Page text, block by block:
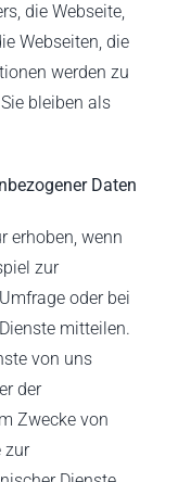
die Webseite,
Webseiten, die
werden zu
bleiben als
Daten
erhoben, wenn
zur
oder bei
mitteilen.
von uns
der
Zwecke von
zur